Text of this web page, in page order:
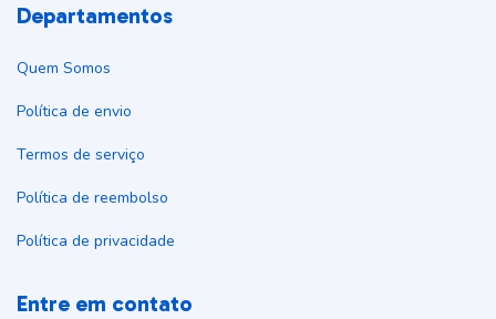
Departamentos
Quem Somos
Política de envio
Termos de serviço
Política de reembolso
Política de privacidade
Entre em contato